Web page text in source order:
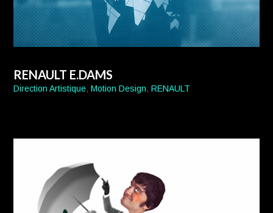
RENAULT E.DAMS
Direction Artistique,Motion Design,RENAULT